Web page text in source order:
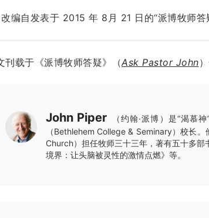
编自发表于 2015 年 8月 21 日 的“派博牧师答
刊载于《派博牧师答疑》（Ask Pastor John
John Piper
（约翰·派博）是“渴慕
（Bethlehem College & Seminary）校长
Church）担任牧师三十三年，著有五十多
境界：让头脑被灵性的激情点燃》等。